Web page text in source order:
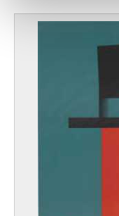
publicité et
avec d'autres
ou qu'ils ont